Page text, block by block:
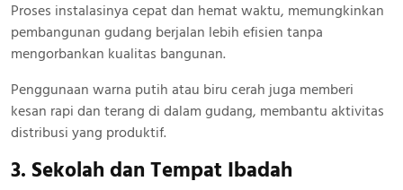
Proses instalasinya cepat dan hemat waktu, memungkinkan
pembangunan gudang berjalan lebih efisien tanpa
mengorbankan kualitas bangunan.
Penggunaan warna putih atau biru cerah juga memberi
kesan rapi dan terang di dalam gudang, membantu aktivitas
distribusi yang produktif.
3. Sekolah dan Tempat Ibadah